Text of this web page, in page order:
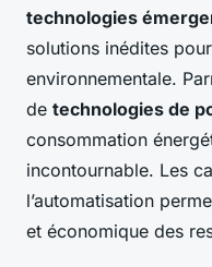
technologies
solutions inédites
environnementale.
de technologies de
consommation
incontournable. Les
l’automatisation
et économique des